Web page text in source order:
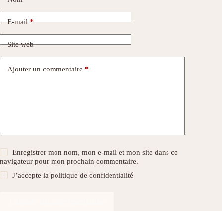
E-mail*
Site web
Ajouter un commentaire *
Enregistrer mon nom, mon e-mail et mon site dans ce
navigateur pour mon prochain commentaire.
J’accepte lapolitique de confidentialité